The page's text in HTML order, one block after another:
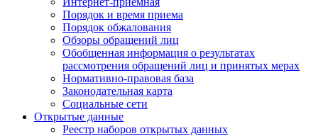
Порядок и время приема
Порядок обжалования
Обзоры обращений лиц
Обобщенная информация о результатах
рассмотрения обращений лиц и принятых мерах
Нормативно-правовая база
Законодательная карта
Социальные сети
Открытые данные
Реестр наборов открытых данных